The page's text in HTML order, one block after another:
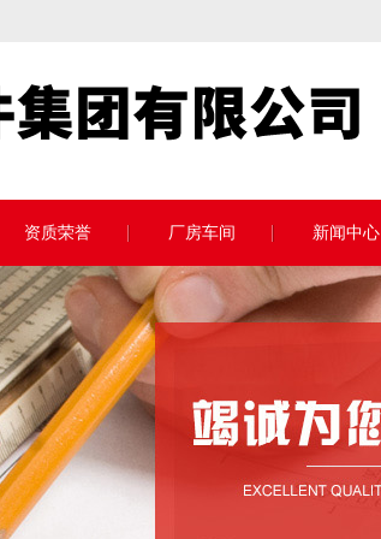
资质荣誉 厂房车间 新闻中心